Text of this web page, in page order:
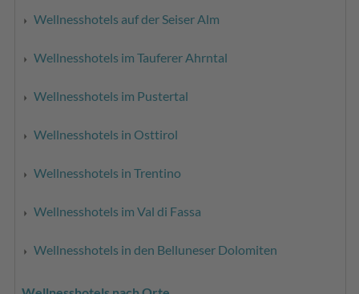
Wellnesshotels auf der Seiser Alm
Wellnesshotels im Tauferer Ahrntal
Wellnesshotels im Pustertal
Wellnesshotels in Osttirol
Wellnesshotels in Trentino
Wellnesshotels im Val di Fassa
Wellnesshotels in den Belluneser Dolomiten